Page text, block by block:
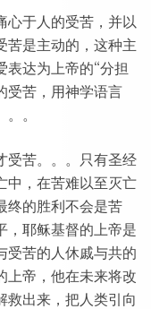
心于人的受苦，并以
苦是主动的，这种主
表达为上帝的“分担
苦，用神学语言
。
受苦。。。只有圣经
中，在苦难以至灭亡
终的胜利不会是苦
，耶稣基督的上帝是
受苦的人休戚与共的
上帝，他在未来将改
救出来，把人类引向